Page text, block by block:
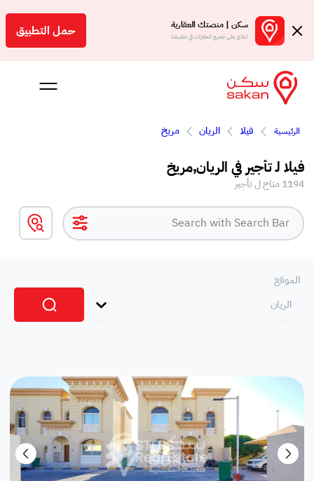
سكن | منصتك العقارية
اطلع على جميع العقارات في تطبيقنا حمل التطبيق
الرئيسية فيلا الريان مريخ‎
فيلا لـ تأجير في الريان,مريخ‎
1194 متاح ل تأجير
الموقع
الريان